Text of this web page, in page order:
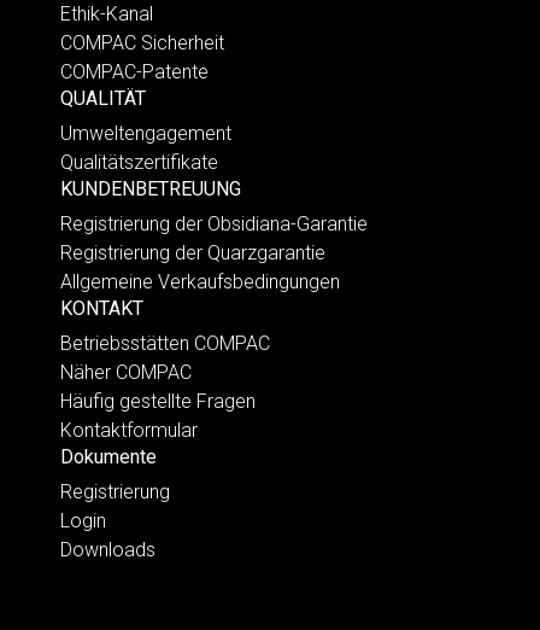
Ethik-Kanal
COMPAC Sicherheit
COMPAC-Patente
QUALITÄT
Umweltengagement
Qualitätszertifikate
KUNDENBETREUUNG
Registrierung der Obsidiana-Garantie
Registrierung der Quarzgarantie
Allgemeine Verkaufsbedingungen
KONTAKT
Betriebsstätten COMPAC
Näher COMPAC
Häufig gestellte Fragen
Kontaktformular
Dokumente
Registrierung
Login
Downloads